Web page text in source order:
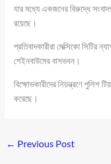
যার মধ্যে একজনের বিরুদ্ধে
রয়েছে।
প্রতিবাদকারীরা মেক্সিকো সিটির
শেইনবাউমের বাসভবন।
বিক্ষোভকারীদের নিয়ন্ত্রণে পুলিশ
করেছে।
← Previous Post